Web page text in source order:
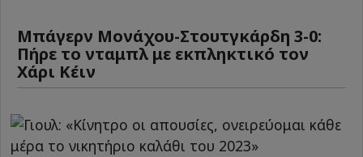
Μπάγερν Μονάχου-Στουτγκάρδη 3-0:
Πήρε το νταμπλ με εκπληκτικό τον
Χάρι Κέιν